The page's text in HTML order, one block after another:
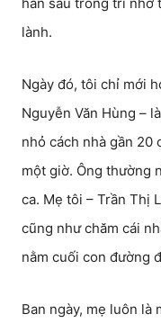
lành.
Ngày đó, tôi chỉ mới
Nguyễn Văn Hùng –
nhỏ cách nhà gần 20
một giờ. Ông thường
ca. Mẹ tôi – Trần Thị
cũng như chăm cái
nằm cuối con đường
Ban ngày, mẹ luôn là